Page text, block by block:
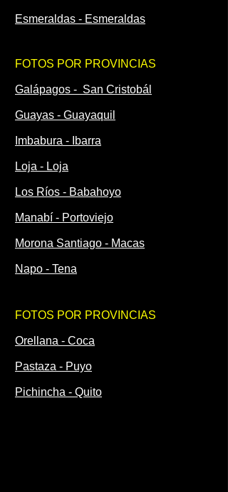
FOTOS POR PROVINCIAS
Galápagos - San Cristobál
Guayas - Guayaquil
Imbabura - Ibarra
Loja - Loja
Los Ríos - Babahoyo
Manabí - Portoviejo
Morona Santiago - Macas
Napo - Tena
FOTOS POR PROVINCIAS
Orellana - Coca
Pastaza - Puyo
Pichincha - Quito
Esmeraldas - Esmeraldas